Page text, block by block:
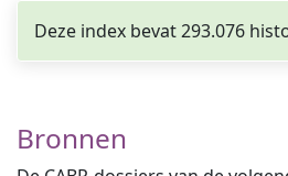
Deze index bevat 293.076
Bronnen